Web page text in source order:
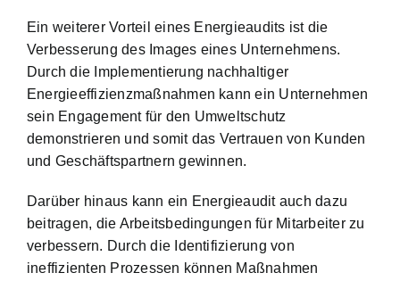
Ein weiterer Vorteil eines Energieaudits ist die
Verbesserung des Images eines Unternehmens.
Durch die Implementierung nachhaltiger
Energieeffizienzmaßnahmen kann ein Unternehmen
sein Engagement für den Umweltschutz
demonstrieren und somit das Vertrauen von Kunden
und Geschäftspartnern gewinnen.
Darüber hinaus kann ein Energieaudit auch dazu
beitragen, die Arbeitsbedingungen für Mitarbeiter zu
verbessern. Durch die Identifizierung von
ineffizienten Prozessen können Maßnahmen